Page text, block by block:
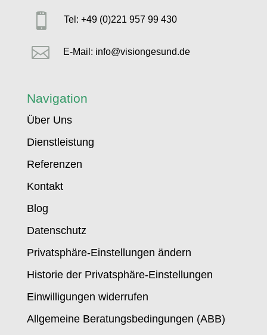
 Tel: +49 (0)221 957 99 430
 E-Mail: info@visiongesund.de
Navigation
Über Uns
Dienstleistung
Referenzen
Kontakt
Blog
Datenschutz
Privatsphäre-Einstellungen ändern
Historie der Privatsphäre-Einstellungen
Einwilligungen widerrufen
Allgemeine Beratungsbedingungen (ABB)